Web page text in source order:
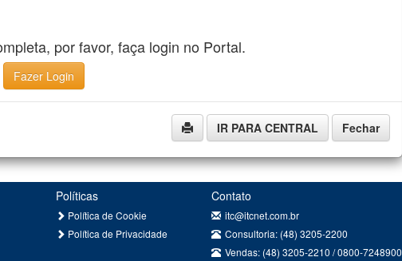
por favor, faça login no Portal.
Fazer Login
IR PARA CENTRAL Fechar
Políticas
Política de Cookie
Política de Privacidade
Contato
itc@itcnet.com.br
Consultoria: (48) 3205-2200
Vendas: (48) 3205-2210 / 0800-7248900